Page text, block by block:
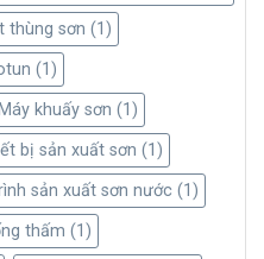
thùng sơn (1)
(1)
Máy khuấy sơn (1)
bị sản xuất sơn (1)
sản xuất sơn nước (1)
thấm (1)